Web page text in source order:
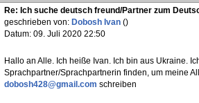
Re: Ich suche deutsch freund/Partner zum
geschrieben von: Dobosh Ivan ()
Datum: 09. Juli 2020 22:50
Hallo an Alle. Ich heiße Ivan. Ich bin aus Ukraine.
Sprachpartner/Sprachpartnerin finden, um meine
dobosh428@gmail.com schreiben